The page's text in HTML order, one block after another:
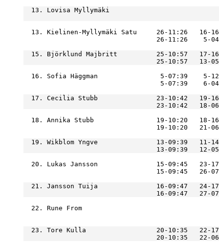
13. Lovisa Myllymäki
13. Kielinen-Myllymäki Satu     26-11:26   16-
26-11:26    5-
15. Björklund Majbritt          25-10:57   17-
16. Sofia Häggman                5-07:39    5-
17. Cecilia Stubb               23-10:42   19-
18. Annika Stubb                19-10:20   18-
19. Wikblom Yngve               13-09:39   11-
20. Lukas Jansson               15-09:45   23-
15-09:45   26-
21. Jansson Tuija               16-09:47   24-
22. Rune From
23. Tore Kulla                  20-10:35   22-